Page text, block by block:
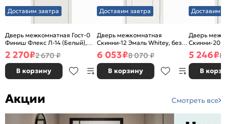
Доставим завтра
Дверь межкомнатная Гост-0
Финиш Флекс Л-14 (Белый),
глухая, каркасно-щитовая
2 270₽2 670 ₽
В корзину
Доставим завтра
Дверь межкомнатная
Скинни-12 Эмаль Whitey, без
декора, глухая, без стекла,
без кромки, скиновая
6 053₽8 070 ₽
В корзину
Доставим
Дверь
Скинни-20
декора,
без кромки,
5 246₽8
В
Акции Смотреть все